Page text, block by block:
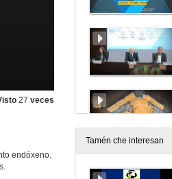
27 veces
endóxeno.
Tamén che interesan